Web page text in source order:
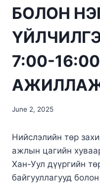
БОЛОН
7:00-
June 2, 2025
Нийслэлийн төр
ажлын цагийн
Хан-Уул дүүргийн
байгууллагууд